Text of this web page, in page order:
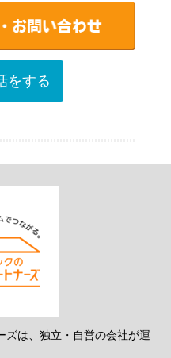
をする
ズは、独立・自営の会社が運